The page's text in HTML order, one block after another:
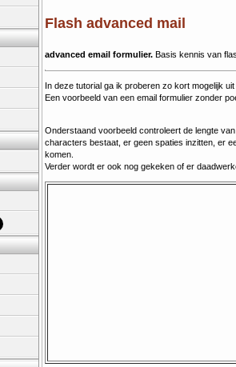
Flash advanced mail
advanced email formulier. Basis kennis van
In deze tutorial ga ik proberen zo kort mogelijk
Een voorbeeld van een email formulier zonder
Onderstaand voorbeeld controleert de lengte
characters bestaat, er geen spaties inzitten, er
komen.
Verder wordt er ook nog gekeken of er